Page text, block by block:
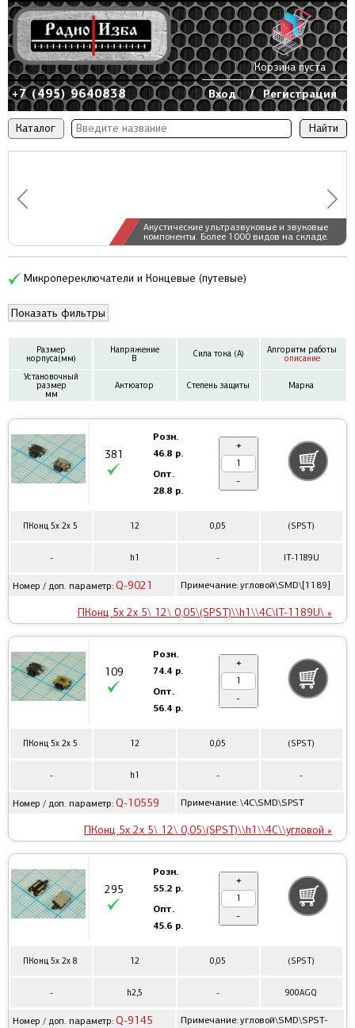
Каталог
Акустические ультразвуковые и звуковые
компоненты. Более 1000 видов на складе.
+7 (495) 9640838 Вход / Регистрация
Корзина пуста
Микропереключатели и Концевые (путевые)
Показать фильтры
Размер
корпуса(мм)
Напряжение
В
Сила тока (А)
Алгоритм работы
описание
Установочный
размер
мм
Актюатор Степень защиты Марка
ПКонц 5x 2x 5 12 0,05 (SPST)
- h1 - IT-1189U
Номер / доп. параметр: Q-9021 Примечание: угловой\SMD\[1189]
ПКонц 5x 2x 5\ 12\ 0,05\(SPST)\\h1\\4C\IT-1189U\ »
381
Розн.
46.8 р.
Опт.
28.8 р.
+
-
ПКонц 5x 2x 5 12 0,05 (SPST)
- h1 - -
Номер / доп. параметр: Q-10559 Примечание: \4C\SMD\SPST
ПКонц 5x 2x 5\ 12\ 0,05\(SPST)\\h1\\4C\\угловой »
109
Розн.
74.4 р.
Опт.
56.4 р.
+
-
ПКонц 5x 2x 8 12 0,05 (SPST)
- h2,5 - 900AGQ
Номер / доп. параметр: Q-9145
Примечание: угловой\SMD\SPST-
295
Розн.
55.2 р.
Опт.
45.6 р.
+
-